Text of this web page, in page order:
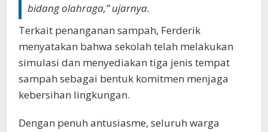
bidang olahraga,” ujarnya.
Terkait penanganan sampah, Ferderik
menyatakan bahwa sekolah telah melakukan
simulasi dan menyediakan tiga jenis tempat
sampah sebagai bentuk komitmen menjaga
kebersihan lingkungan.
Dengan penuh antusiasme, seluruh warga